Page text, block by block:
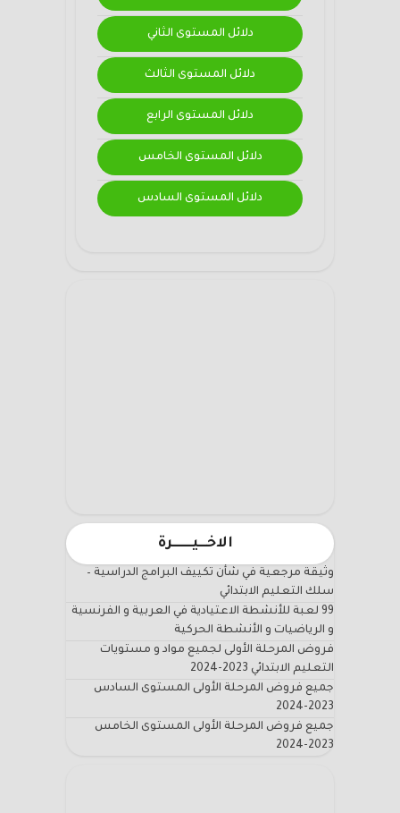
دلائل المستوى الثاني
دلائل المستوى الثالث
دلائل المستوى الرابع
دلائل المستوى الخامس
دلائل المستوى السادس
الاخـــيـــــــرة
وثيقة مرجعية في شأن تكييف البرامج الدراسية –
سلك التعليم الابتدائي
99 لعبة للأنشطة الاعتيادية في العربية و الفرنسية
و الرياضيات و الأنشطة الحركية
فروض المرحلة الأولى لجميع مواد و مستويات
التعليم الابتدائي 2023-2024
جميع فروض المرحلة الأولى المستوى السادس
2023-2024
جميع فروض المرحلة الأولى المستوى الخامس
2023-2024